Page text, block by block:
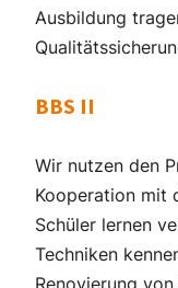
Ausbildung
BBS II
Wir nutzen den
Kooperation mit
Schüler lernen
Techniken
Renovierung